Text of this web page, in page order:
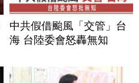
中共假借颱風「交管」台
海 台陸委會怒轟無知